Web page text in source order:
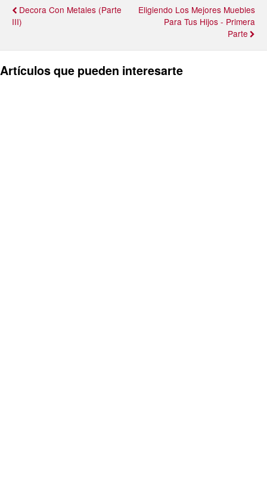
Decora Con Metales (Parte
III)
Eligiendo Los Mejores Muebles
Para Tus Hijos - Primera
Parte
Artículos que pueden interesarte